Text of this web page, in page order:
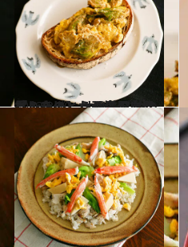
2023.3.20
【ふきのとうの食べ方発見レシピ】 オリーブ油の香りをまとわせ洋風に 「ふきのとう玉子のっけパン」
グルメ